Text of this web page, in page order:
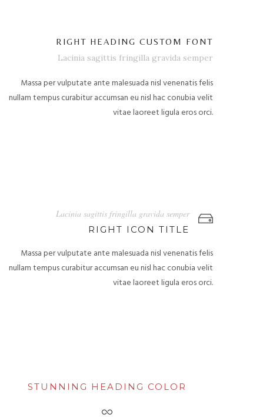
RIGHT HEADING CUSTOM FONT
Lacinia sagittis fringilla gravida semper
Massa per vulputate ante malesuada nisl venenatis felis
nullam tempus curabitur accumsan eu nisl hac conubia velit
vitae laoreet ligula eros orci.
Lacinia sagittis fringilla gravida semper
RIGHT ICON TITLE
Massa per vulputate ante malesuada nisl venenatis felis
nullam tempus curabitur accumsan eu nisl hac conubia velit
vitae laoreet ligula eros orci.
STUNNING HEADING COLOR